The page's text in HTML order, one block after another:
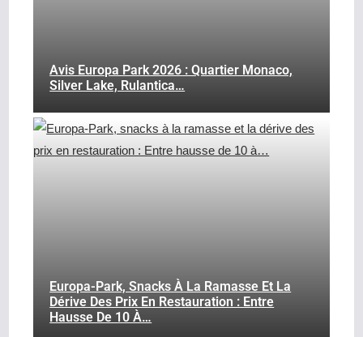
Avis Europa Park 2026 : Quartier Monaco,
Silver Lake, Rulantica…
Europa-Park, Snacks À La Ramasse Et La
Dérive Des Prix En Restauration : Entre
Hausse De 10 À…